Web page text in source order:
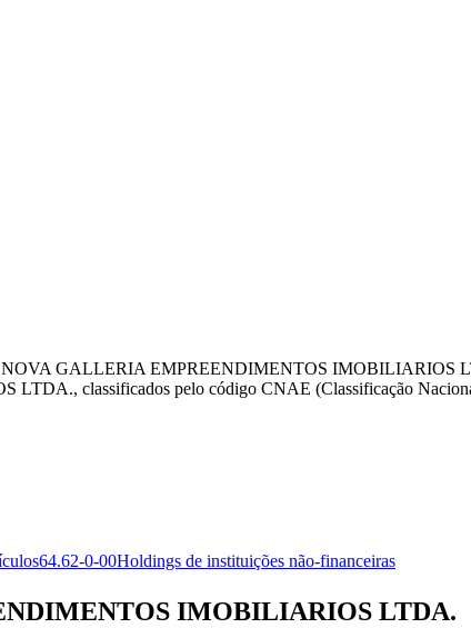
NOVA GALLERIA EMPREENDIMENTOS IMOBILIARIOS
classificados pelo código CNAE (Classificação
64.62-0-00Holdings de instituições não-financeiras
IMOBILIARIOS LTDA.